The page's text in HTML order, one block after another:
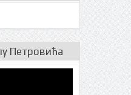
Петровића